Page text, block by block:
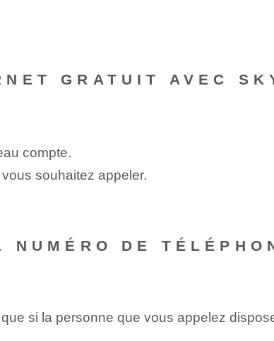
GRATUIT AVEC
compte.
souhaitez appeler.
DE
si la personne que vous appelez